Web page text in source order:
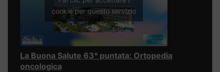
cookie per questo servizio
La Buona Salute 63° puntata: Ortopedia
oncologica